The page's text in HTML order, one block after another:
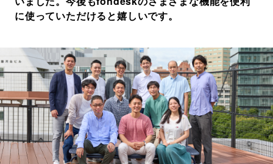
に使っていただけると嬉しいです。